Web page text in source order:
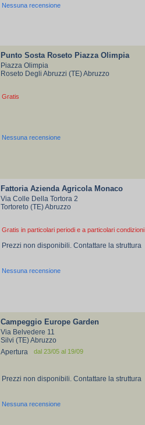
Nessuna recensione
Punto Sosta Roseto Piazza Olimpia
Piazza Olimpia
Roseto Degli Abruzzi (TE) Abruzzo
Gratis
Nessuna recensione
Fattoria Azienda Agricola Monaco
Via Colle Della Tortora 2
Tortoreto (TE) Abruzzo
Gratis in particolari periodi e a particolari condizioni
Prezzi non disponibili. Contattare la struttura
Nessuna recensione
Campeggio Europe Garden
Via Belvedere 11
Silvi (TE) Abruzzo
Apertura
dal 23/05 al 19/09
Prezzi non disponibili. Contattare la struttura
Nessuna recensione